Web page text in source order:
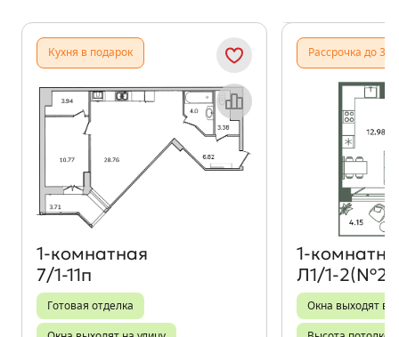
Кухня в подарок
Объект месяца
1‑комнатная
7/1-11п
Готовая отделка
Рассрочка до
Л1/1-
Окна выходят во